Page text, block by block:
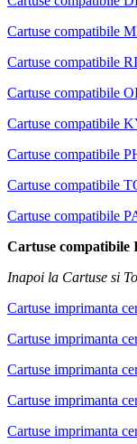
Cartuse compatibile
Cartuse compatibile
Cartuse compatibile
Cartuse compatibile
Cartuse compatibile
Cartuse compatibile
Cartuse compatibile
Cartuse compatibile
Inapoi la Cartuse si
Cartuse imprimanta
Cartuse imprimanta
Cartuse imprimanta
Cartuse imprimanta
Cartuse imprimanta